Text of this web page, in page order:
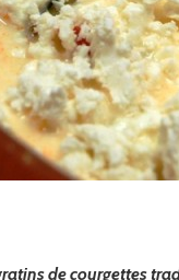
de courgettes